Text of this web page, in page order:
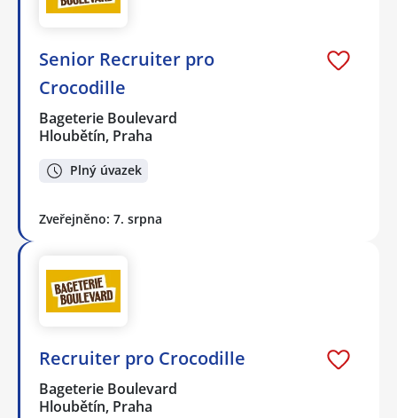
Senior Recruiter pro
Crocodille
Bageterie Boulevard
Hloubětín, Praha
Plný úvazek
Zveřejněno: 7. srpna
Recruiter pro Crocodille
Bageterie Boulevard
Hloubětín, Praha